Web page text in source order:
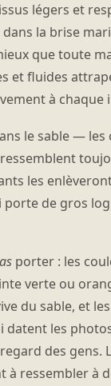
légers et
la brise
que toute
et fluides
à chaque
le sable — les
les
porte de gros
porter : les
verte ou
du sable, et
datent les
des gens.
à ressembler à